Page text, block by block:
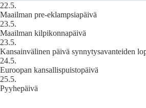
22.5.
Maailman pre-eklampsiapäivä
23.5.
Maailman kilpikonnapäivä
23.5.
Kansainvälinen päivä synnytysavanteiden
24.5.
Euroopan kansallispuistopäivä
25.5.
Pyyhepäivä